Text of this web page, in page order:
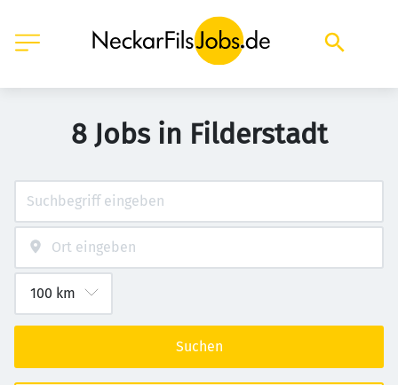
8 Jobs in Filderstadt
Suchen